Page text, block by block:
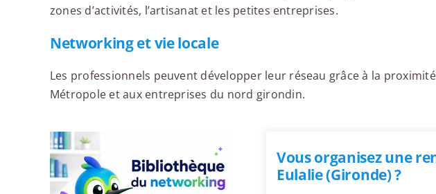
zones d’activités, l’artisanat et les petites entreprises.
Networking et vie locale
Les professionnels peuvent développer leur réseau grâce à la
Métropole et aux entreprises du nord girondin.
Vous organisez une
Eulalie (Gironde) ?